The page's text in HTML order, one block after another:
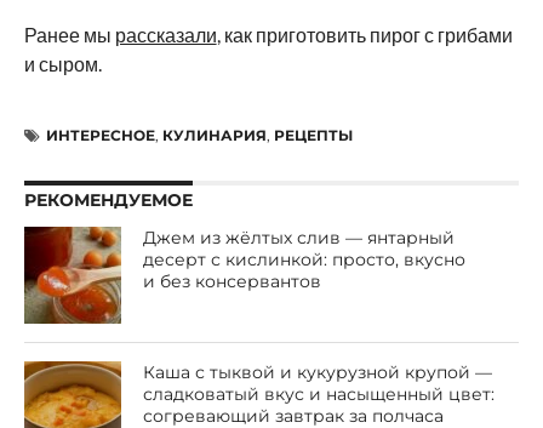
Ранее мы рассказали , как приготовить пирог с грибами
и сыром.
ИНТЕРЕСНОЕ, КУЛИНАРИЯ, РЕЦЕПТЫ
РЕКОМЕНДУЕМОЕ
Джем из жёлтых слив — янтарный
десерт с кислинкой: просто, вкусно
и без консервантов
Каша с тыквой и кукурузной крупой —
сладковатый вкус и насыщенный цвет:
согревающий завтрак за полчаса